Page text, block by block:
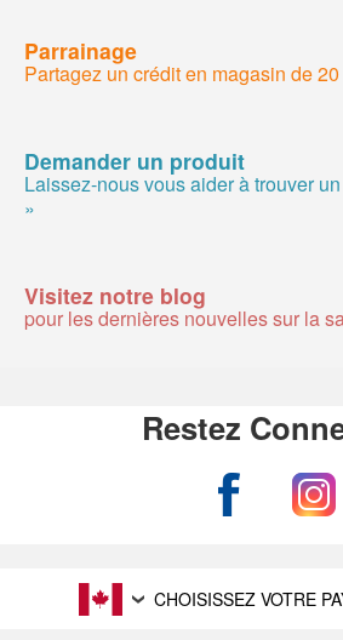
Parrainage
Partagez un crédit en magasin de 20
Demander un produit
Laissez-nous vous aider à trouver
»
Visitez notre blog
pour les dernières nouvelles sur la
Restez
CHOISISSEZ VOTRE